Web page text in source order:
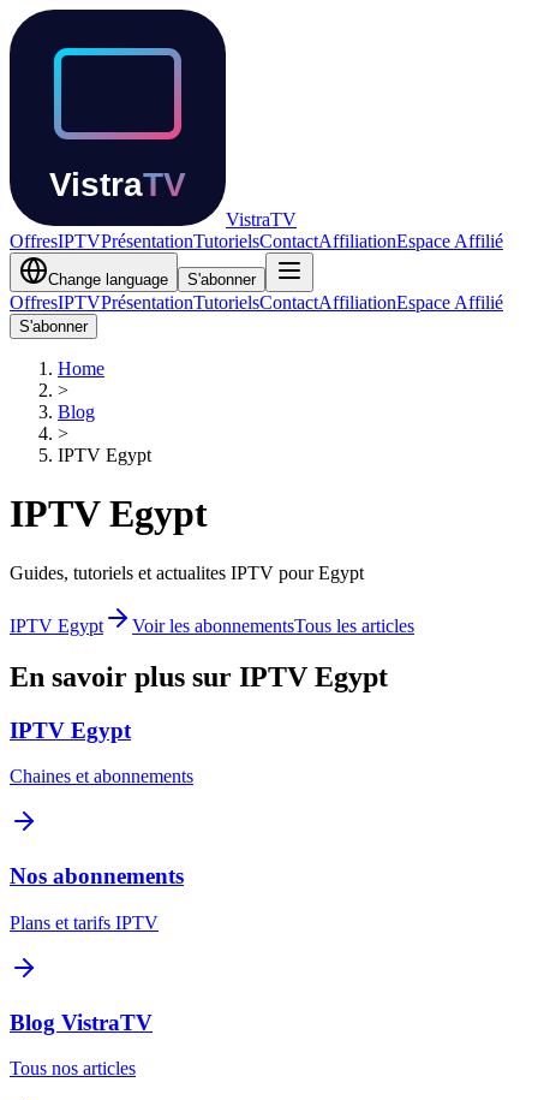
VistraTV
OffresIPTVPrésentationTutorielsContactAffiliationEspace Affilié
Change language S'abonner
OffresIPTVPrésentationTutorielsContactAffiliationEspace Affilié
S'abonner
Home
>
Blog
>
IPTV Egypt
IPTVEgypt
Guides, tutoriels et actualites IPTV pourEgypt
IPTV Egypt Voir les abonnementsTous les articles
En savoir plus sur IPTV Egypt
IPTV Egypt
Chaines et abonnements
Nos abonnements
Plans et tarifs IPTV
Blog VistraTV
Tous nos articles